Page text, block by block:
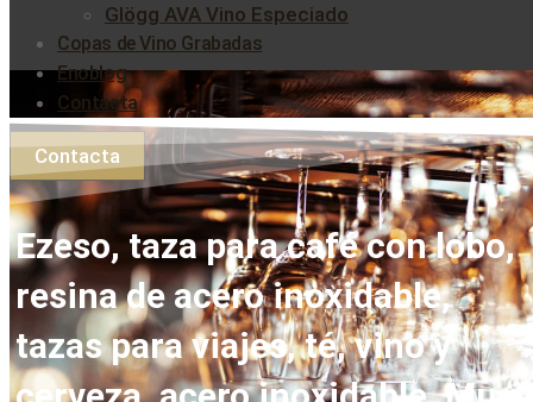
Glögg AVA Vino Especiado
Copas de Vino Grabadas
Enoblog
Contacta
Contacta
Ezeso, taza para café con lobo,
resina de acero inoxidable,
tazas para viajes, té, vino y